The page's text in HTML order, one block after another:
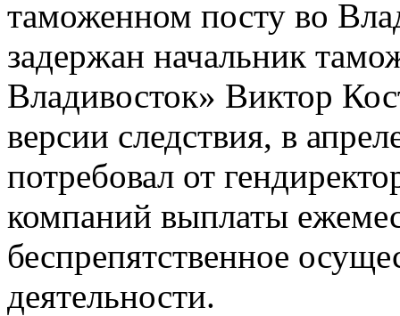
таможенном посту во
задержан начальник
Владивосток» Виктор
версии следствия, в
потребовал от
компаний выплаты
беспрепятственное
деятельности.